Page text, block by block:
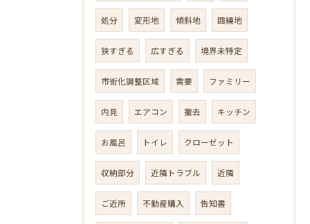
処分 変形地 傾斜地 囲繞地
狭すぎる 広すぎる 境界未特定
市街化調整区域 需要 ファミリー
内見 エアコン 撤去 キッチン
お風呂 トイレ クローゼット
収納部分 近隣トラブル 近隣
ご近所 不動産購入 告知書